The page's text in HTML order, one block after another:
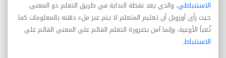
الاستنباطي، والذي يعد نقطة البداية في طريق التعلم ذو المعنى.
حيث رأى أوزوبل أن تعليم المتعلم لا يتم عبر ملء ذهنه بالمعلومات كما
تُعبأ الأوعية، وإنما آمن بضرورة التعلم القائم على المعنى القائم على
الاستنباط.